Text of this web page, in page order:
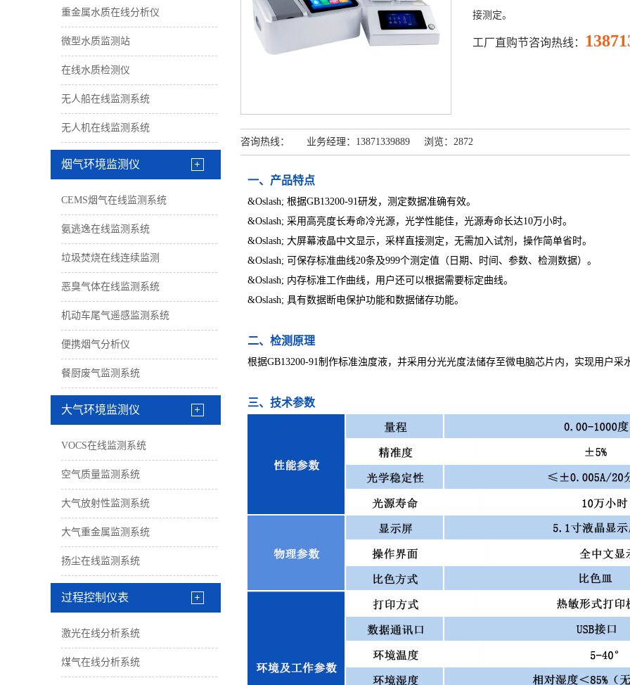
重金属水质在线分析仪
微型水质监测站
在线水质检测仪
无人船在线监测系统
无人机在线监测系统
烟气环境监测仪
CEMS烟气在线监测系统
氨逃逸在线监测系统
垃圾焚烧在线连续监测
恶臭气体在线监测系统
机动车尾气遥感监测系统
便携烟气分析仪
餐厨废气监测系统
大气环境监测仪
VOCS在线监测系统
空气质量监测系统
大气放射性监测系统
大气重金属监测系统
扬尘在线监测系统
过程控制仪表
激光在线分析系统
煤气在线分析系统
接测定。
工厂直购节咨询热线：
咨询热线： 业务经理：13871339889 浏览：2872
一、产品特点
&Oslash; 根据GB13200-91研发，测定数据准确有效。
&Oslash; 采用高亮度长寿命冷光源，光学性能佳，光源寿命长达10万小时。
&Oslash; 大屏幕液晶中文显示，采样直接测定，无需加入试剂，操作简单省时。
&Oslash; 可保存标准曲线20条及999个测定值（日期、时间、参数、检测数据）。
&Oslash; 内存标准工作曲线，用户还可以根据需要标定曲线。
&Oslash; 具有数据断电保护功能和数据储存功能。
二、检测原理
根据GB13200-91制作标准浊度液，并采用分光光度法储存至微电脑芯片内，实现用户采
三、技术参数